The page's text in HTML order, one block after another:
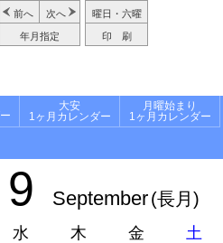
前へ 次へ
年月指定
曜日・六曜
印 刷
大安
1ヶ月カレンダー
月曜始まり
1ヶ月カレンダー
9 September(長月)
水 木 金 土